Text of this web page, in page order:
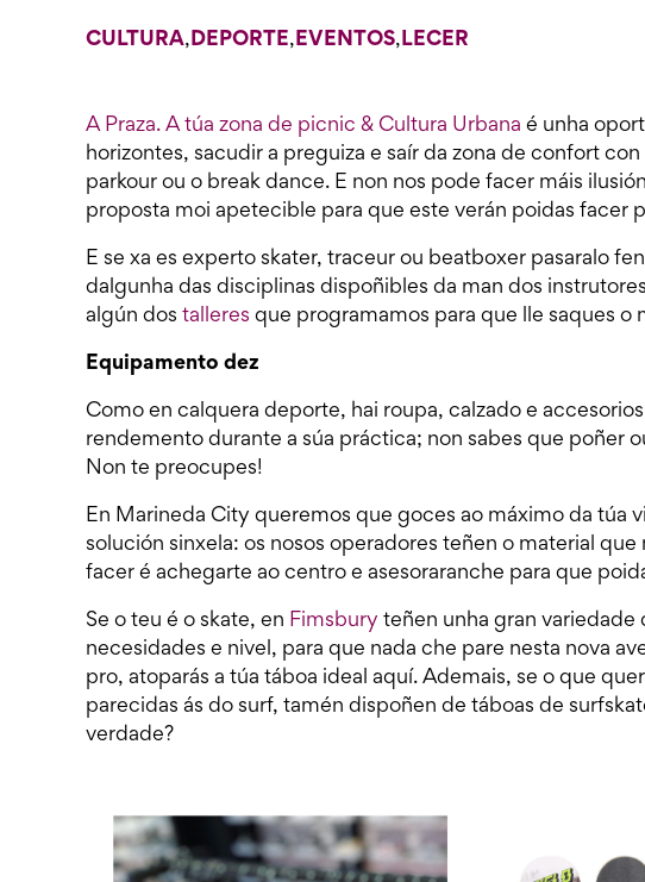
CULTURA, DEPORTE, EVENTOS, LECER
A Praza. A túa zona de picnic & Cultura Urbana é unha
horizontes, sacudir a preguiza e saír da zona de confort
parkour ou o break dance. E non nos pode facer máis
proposta moi apetecible para que este verán poidas facer
E se xa es experto skater, traceur ou beatboxer pasaralo
dalgunha das disciplinas dispoñibles da man dos
algún dos talleres que programamos para que lle saques o
Equipamento dez
Como en calquera deporte, hai roupa, calzado e
rendemento durante a súa práctica; non sabes que poñer
Non te preocupes!
En Marineda City queremos que goces ao máximo da túa
solución sinxela: os nosos operadores teñen o material
facer é achegarte ao centro e asesoraranche para que
Se o teu é o skate, en Fimsbury teñen unha gran variedade
necesidades e nivel, para que nada che pare nesta nova
pro, atoparás a túa táboa ideal aquí. Ademais, se o que
parecidas ás do surf, tamén dispoñen de táboas de
verdade?